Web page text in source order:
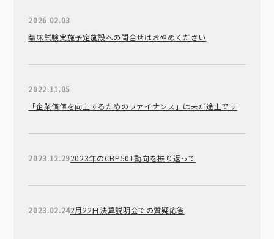
2026.02.03
臨床試験実施予定施設への問合せはおやめください
2022.11.05
「企業価値を向上するためのファイナンス」は未だ途上です
2023.12.292023年のCBP501動向を振り返って
2023.02.242月22日決算説明会での質疑応答